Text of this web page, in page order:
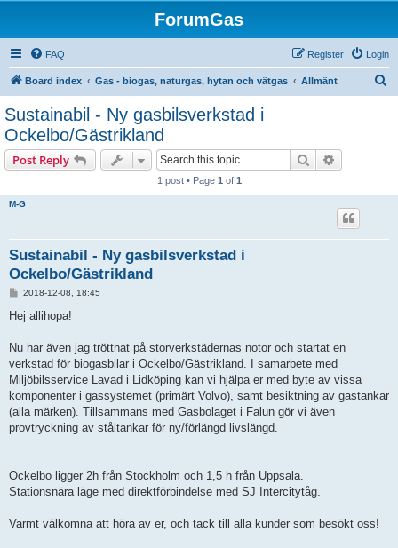
ForumGas
FAQ Login
Register
Board index Gas - biogas, naturgas, hytan och vätgas Allmänt
Sustainabil - Ny gasbilsverkstad i
Ockelbo/Gästrikland
Post Reply Search
1 post • Page 1 of 1
M-G
Sustainabil - Ny gasbilsverkstad i
Ockelbo/Gästrikland
P
s
2018-12-08, 18:45
Hej allihopa!
Nu har även jag tröttnat på storverkstädernas notor och startat en
verkstad för biogasbilar i Ockelbo/Gästrikland. I samarbete med
Miljöbilsservice Lavad i Lidköping kan vi hjälpa er med byte av vissa
komponenter i gassystemet (primärt Volvo), samt besiktning av gastankar
(alla märken). Tillsammans med Gasbolaget i Falun gör vi även
provtryckning av ståltankar för ny/förlängd livslängd.
Ockelbo ligger 2h från Stockholm och 1,5 h från Uppsala.
Stationsnära läge med direktförbindelse med SJ Intercitytåg.
Varmt välkomna att höra av er, och tack till alla kunder som besökt oss!